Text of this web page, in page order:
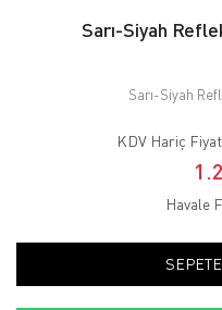
Sarı-Siyah
Sarı-Siyah
KDV Hariç
Havale